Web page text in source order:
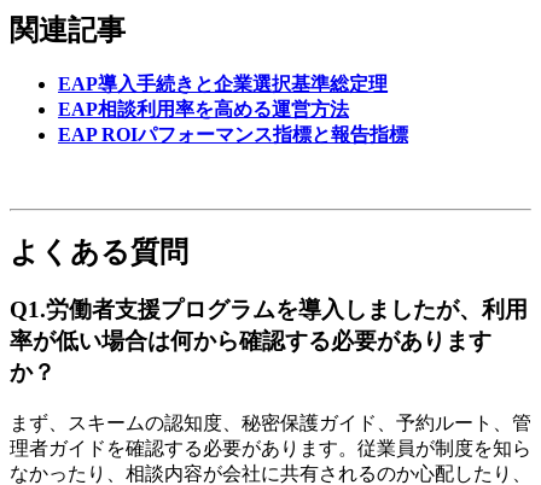
関連記事
EAP導入手続きと企業選択基準総定理
EAP相談利用率を高める運営方法
EAP ROIパフォーマンス指標と報告指標
よくある質問
Q1.労働者支援プログラムを導入しましたが、利用
率が低い場合は何から確認する必要があります
か？
まず、スキームの認知度、秘密保護ガイド、予約ルート、管
理者ガイドを確認する必要があります。従業員が制度を知ら
なかったり、相談内容が会社に共有されるのか心配したり、